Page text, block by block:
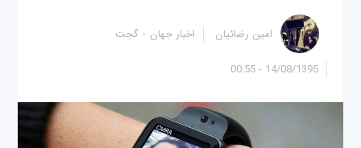
14/08/1395 - 00:55
امین رضائیان اخبار جهان گجت